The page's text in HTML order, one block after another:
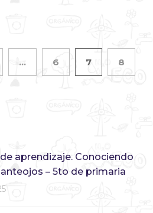
… 6 7
8
aprendizaje. Conociendo
– 5to de primaria